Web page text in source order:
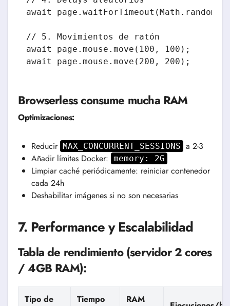
await
// 5. Movimientos de ratón
await page.mouse.move(100, 100);
await page.mouse.move(200, 200);
Browserless consume mucha RAM
Optimizaciones:
Reducir MAX_CONCURRENT_SESSIONS a 2-3
Añadir límites Docker: memory: 2G
Limpiar caché periódicamente: reiniciar contenedor
cada 24h
Deshabilitar imágenes si no son necesarias
7. Performance y Escalabilidad
Tabla de rendimiento (servidor 2 cores
/ 4GB RAM):
Tipo de
Tiempo
RAM